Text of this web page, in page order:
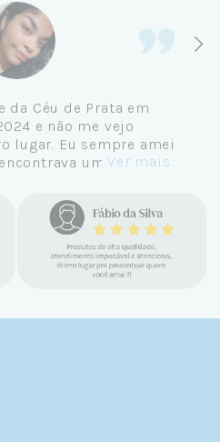
da Céu de Prata em
e não me vejo
lugar. Eu sempre amei
uma loja
Atendimento
jóias prata 925,
Virei cliente fiel
que são lindas, tem
super justo. Fora
Ver mais...